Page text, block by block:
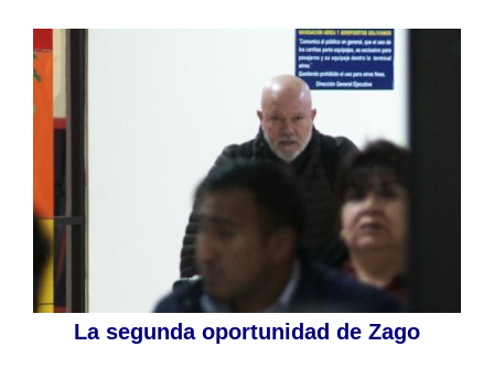
La segunda oportunidad de Zago